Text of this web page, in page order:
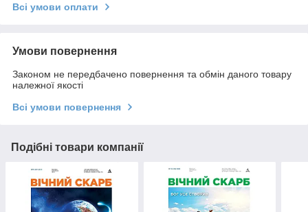
Всі умови оплати
Умови повернення
Законом не передбачено повернення та обмін даного товару
належної якості
Всі умови повернення
Подібні товари компанії